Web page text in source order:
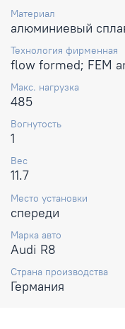
Материал
алюминиевый
Технология фирменная
flow formed; FEM
Макс. нагрузка
485
Вогнутость
1
Вес
11.7
Место установки
спереди
Марка авто
Audi R8
Страна производства
Германия